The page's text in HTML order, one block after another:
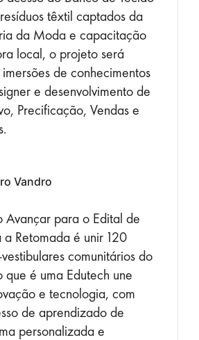
têxtil captados da
da Moda e capacitação
local, o projeto será
de conhecimentos
e desenvolvimento de
Precificação, Vendas e
Vandro
Avançar para o Edital de
a Retomada é unir 120
comunitários do
que é uma Edutech une
e tecnologia, com
de aprendizado de
personalizada e